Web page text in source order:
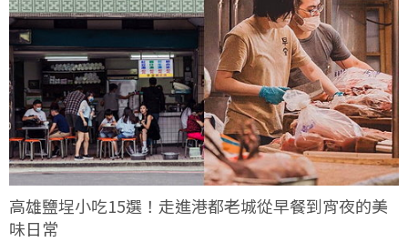
高雄鹽埕小吃15選！走進港都老城從早餐到宵夜的美
味日常